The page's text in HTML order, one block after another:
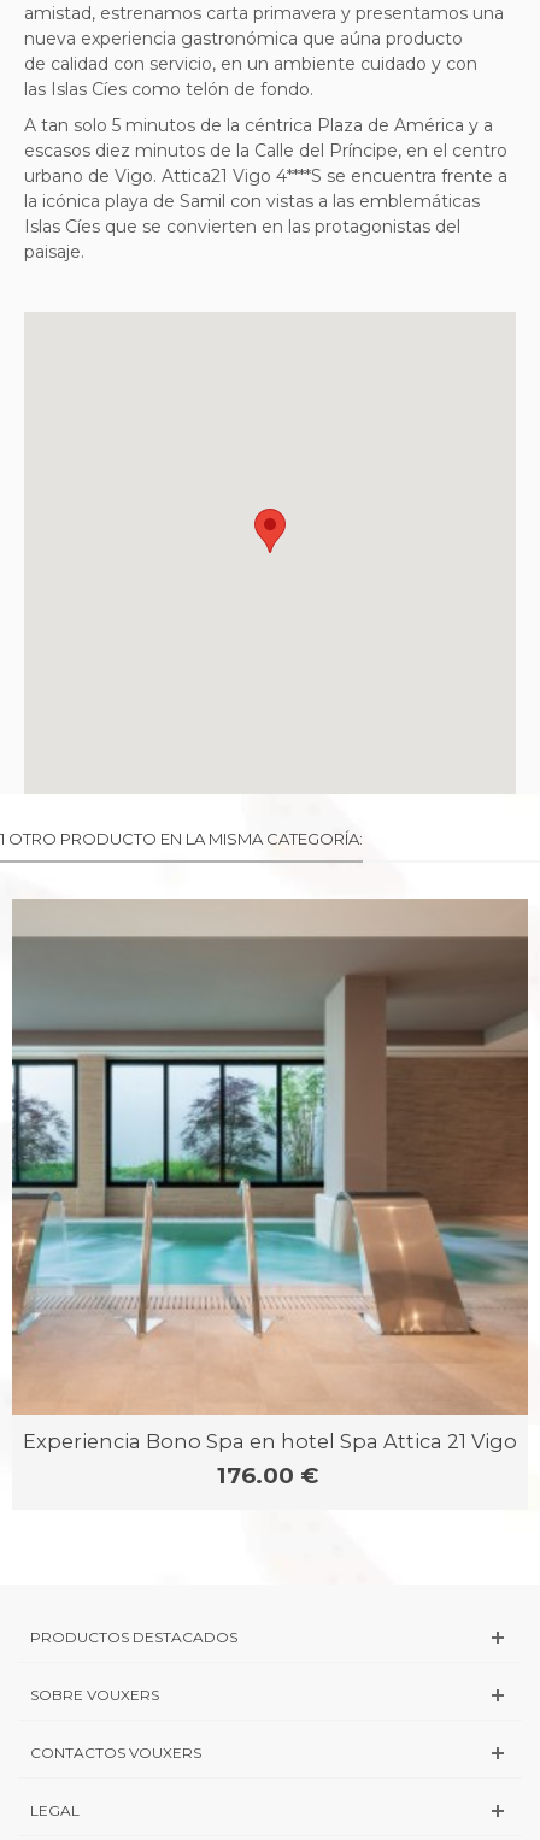
amistad, estrenamos carta primavera y presentamos una
nueva experiencia gastronómica que aúna producto
de calidad con servicio, en un ambiente cuidado y con
las Islas Cíes como telón de fondo.
A tan solo 5 minutos de la céntrica Plaza de América y a
escasos diez minutos de la Calle del Príncipe, en el centro
urbano de Vigo. Attica21 Vigo 4****S se encuentra frente a
la icónica playa de Samil con vistas a las emblemáticas
Islas Cíes que se convierten en las protagonistas del
paisaje.
1 OTRO PRODUCTO EN LA MISMA CATEGORÍA:
Experiencia Bono Spa en hotel Spa Attica 21 Vigo
176.00 €
PRODUCTOS DESTACADOS
SOBRE VOUXERS
CONTACTOS VOUXERS
LEGAL